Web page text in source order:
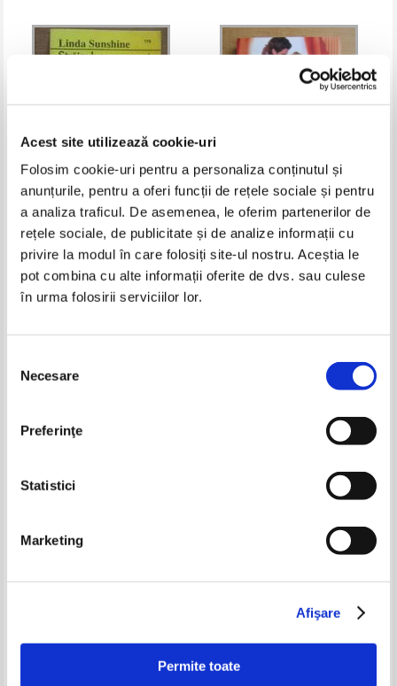
Acest site utilizează cookie-uri
Folosim cookie-uri pentru a personaliza conținutul și
anunțurile, pentru a oferi funcții de rețele sociale și pentru
a analiza traficul. De asemenea, le oferim partenerilor de
rețele sociale, de publicitate și de analize informații cu
privire la modul în care folosiți site-ul nostru. Aceștia le
pot combina cu alte informații oferite de dvs. sau culese
în urma folosirii serviciilor lor.
consimțământului
Necesare
Preferinţe
Statistici
Marketing
Afişare
Permite toate
Linda Sunshine - Strainul
perseverent
Pret:9,00 Lei
Adaugă în coș
Victoria Alexander - Sa fie
dragoste
Pret:9,00 Lei
Adaugă în coș
Pret:14,00Lei